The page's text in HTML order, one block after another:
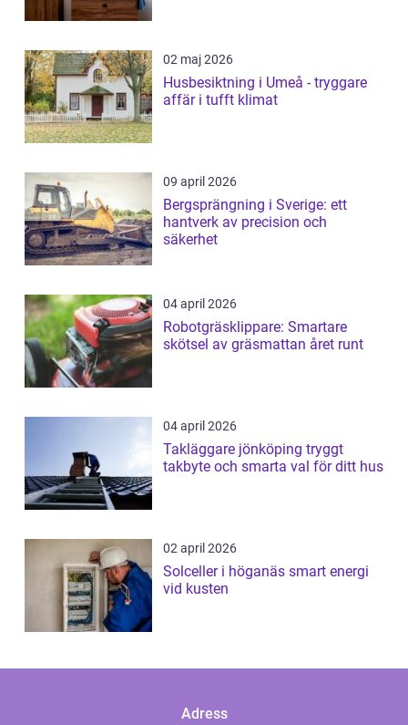
02 maj 2026
Husbesiktning i Umeå - tryggare
affär i tufft klimat
09 april 2026
Bergsprängning i Sverige: ett
hantverk av precision och
säkerhet
04 april 2026
Robotgräsklippare: Smartare
skötsel av gräsmattan året runt
04 april 2026
Takläggare jönköping tryggt
takbyte och smarta val för ditt hus
02 april 2026
Solceller i höganäs smart energi
vid kusten
Adress